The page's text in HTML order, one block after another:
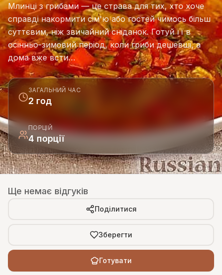
Млинці з грибами — це страва для тих, хто хоче
справді накормити сім'ю або гостей чимось більш
суттєвим, ніж звичайний сніданок. Готуй її в
осінньо-зимовий період, коли гриби дешевші, а
дома вже всти…
ЗАГАЛЬНИЙ ЧАС
2 год
ПОРЦІЙ
4 порції
Ще немає відгуків
Поділитися
Зберегти
Готувати